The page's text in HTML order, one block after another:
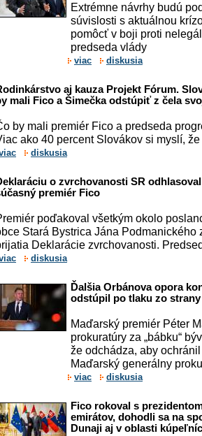
Extrémne návrhy budú
súvislosti s aktuálnou
pomôcť v boji proti
predseda vlády
viac diskusia
aj kauza Projekt Fórum.
mali Fico a Šimečka odstúpiť z čela
by mali premiér Fico a predseda
ako 40 percent Slovákov si myslí,
diskusia
o zvrchovanosti SR
premiér Fico
poďakoval všetkým okolo
Stará Bystrica Jána Podmanického
Deklarácie zvrchovanosti.
diskusia
Ďalšia Orbánova opora
odstúpil po tlaku zo
Maďarský premiér Péter
prokuratúry za „bábku“
že odchádza, aby
Maďarský generálny
viac diskusia
Fico rokoval s
emirátov, dohodli sa na
Dunaji aj v oblasti